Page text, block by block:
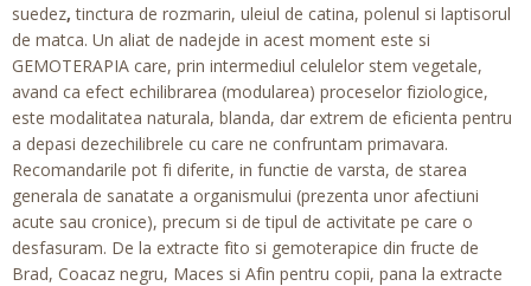
suedez,tinctura de rozmarin, uleiul de catina, polenul si laptisorul
de matca. Un aliat de nadejde in acest moment este si
GEMOTERAPIA care, prin intermediul celulelor stem vegetale,
avand ca efect echilibrarea (modularea) proceselor fiziologice,
este modalitatea naturala, blanda, dar extrem de eficienta pentru
a depasi dezechilibrele cu care ne confruntam primavara.
Recomandarile pot fi diferite, in functie de varsta, de starea
generala de sanatate a organismului (prezenta unor afectiuni
acute sau cronice), precum si de tipul de activitate pe care o
desfasuram. De la extracte fito si gemoterapice din fructe de
Brad, Coacaz negru, Maces si Afin pentru copii, pana la extracte